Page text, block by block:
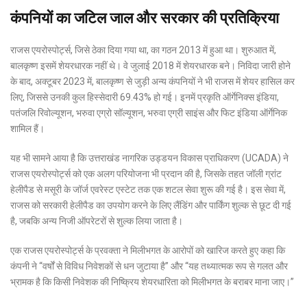
कंपनियों का जटिल जाल और सरकार की प्रतिक्रिया
राजस एयरोस्पोर्ट्स, जिसे ठेका दिया गया था, का गठन 2013 में हुआ था। शुरुआत में,
बालकृष्ण इसमें शेयरधारक नहीं थे। वे जुलाई 2018 में शेयरधारक बने। निविदा जारी होने
के बाद, अक्टूबर 2023 में, बालकृष्ण से जुड़ी अन्य कंपनियों ने भी राजस में शेयर हासिल कर
लिए, जिससे उनकी कुल हिस्सेदारी 69.43% हो गई। इनमें प्रकृति ऑर्गेनिक्स इंडिया,
पतंजलि रिवोल्यूशन, भरुवा एग्रो सॉल्यूशन, भरुवा एग्री साइंस और फिट इंडिया ऑर्गेनिक
शामिल हैं।
यह भी सामने आया है कि उत्तराखंड नागरिक उड्डयन विकास प्राधिकरण (UCADA) ने
राजस एयरोस्पोर्ट्स को एक अलग परियोजना भी प्रदान की है, जिसके तहत जॉली ग्रांट
हेलीपैड से मसूरी के जॉर्ज एवरेस्ट एस्टेट तक एक शटल सेवा शुरू की गई है। इस सेवा में,
राजस को सरकारी हेलीपैड का उपयोग करने के लिए लैंडिंग और पार्किंग शुल्क से छूट दी गई
है, जबकि अन्य निजी ऑपरेटरों से शुल्क लिया जाता है।
एक राजस एयरोस्पोर्ट्स के प्रवक्ता ने मिलीभगत के आरोपों को खारिज करते हुए कहा कि
कंपनी ने “वर्षों से विविध निवेशकों से धन जुटाया है” और “यह तथ्यात्मक रूप से गलत और
भ्रामक है कि किसी निवेशक की निष्क्रिय शेयरधारिता को मिलीभगत के बराबर माना जाए।”